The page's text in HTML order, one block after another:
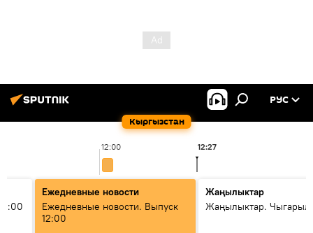
Кыргызстан
РУС
12:00 12:27
Ежедневные новости
Ежедневные новости. Выпуск
12:00
Жаңылыктар
Жаңылыктар.